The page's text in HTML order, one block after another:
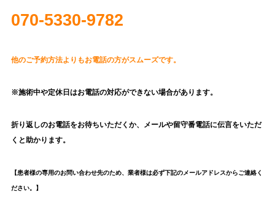
070‐5330-9782
他のご予約方法よりもお電話の方がスムーズです。
※施術中や定休日はお電話の対応ができない場合があります。
折り返しのお電話をお待ちいただくか、
メールや留守番電話に伝言をいただ
くと助かります。
【患者様の専用のお問い合わせ先のため、業者様は必ず下記のメールアドレスからご連絡く
ださい。】